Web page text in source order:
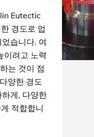
Eutectic
경도로 업
습니다. 여
이려고 노력
는 것이 점
양한 경도
게, 다양한
적합합니